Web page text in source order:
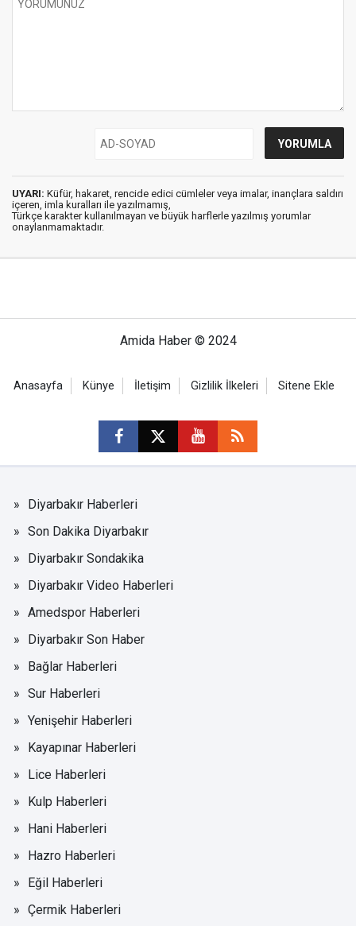
UYARI: Küfür, hakaret, rencide edici cümleler veya imalar, inançlara saldırı
içeren, imla kuralları ile yazılmamış,
Türkçe karakter kullanılmayan ve büyük harflerle yazılmış yorumlar
onaylanmamaktadır.
Amida Haber © 2024
Anasayfa Künye İletişim Gizlilik İlkeleri Sitene Ekle
Diyarbakır Haberleri
Son Dakika Diyarbakır
Diyarbakır Sondakika
Diyarbakır Video Haberleri
Amedspor Haberleri
Diyarbakır Son Haber
Bağlar Haberleri
Sur Haberleri
Yenişehir Haberleri
Kayapınar Haberleri
Lice Haberleri
Kulp Haberleri
Hani Haberleri
Hazro Haberleri
Eğil Haberleri
Çermik Haberleri